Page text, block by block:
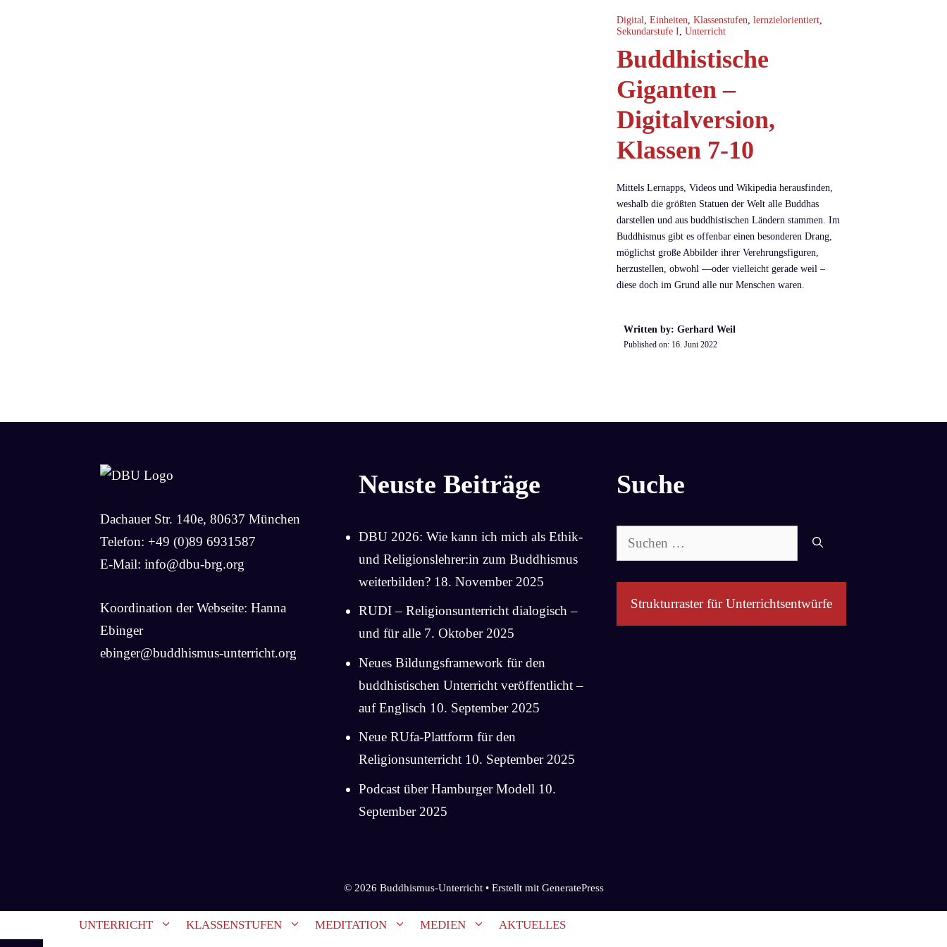
Digital ,Einheiten ,Klassenstufen ,lernzielorientiert
Sekundarstufe I ,Unterricht
Buddhistische
Giganten –
Digitalversion,
Klassen 7-10
Mittels Lernapps, Videos und Wikipedia herausfinden,
weshalb die größten Statuen der Welt alle Buddhas
darstellen und aus buddhistischen Ländern stammen. Im
Buddhismus gibt es offenbar einen besonderen Drang,
möglichst große Abbilder ihrer Verehrungsfiguren,
herzustellen, obwohl —oder vielleicht gerade weil –
diese doch im Grund alle nur Menschen waren.
Written by: Gerhard Weil
Published on: 16. Juni 2022
Dachauer Str. 140e, 80637 München
Telefon: +49 (0)89 6931587
E-Mail: info@dbu-brg.org
Koordination der Webseite: Hanna
Ebinger
ebinger@buddhismus-unterricht.org
Neuste Beiträge
DBU 2026: Wie kann ich mich als Ethik-
und Religionslehrer:in zum Buddhismus
weiterbilden? 18. November 2025
RUDI – Religionsunterricht dialogisch –
und für alle 7. Oktober 2025
Neues Bildungsframework für den
buddhistischen Unterricht veröffentlicht –
auf Englisch 10. September 2025
Neue RUfa-Plattform für den
Religionsunterricht 10. September 2025
Podcast über Hamburger Modell 10.
September 2025
Suche
Suchen
nach:
Strukturraster für Unterrichtsentwürfe
© 2026 Buddhismus-Unterricht• Erstellt mit GeneratePress
UNTERRICHT KLASSENSTUFEN MEDITATION MEDIEN AKTUELLES